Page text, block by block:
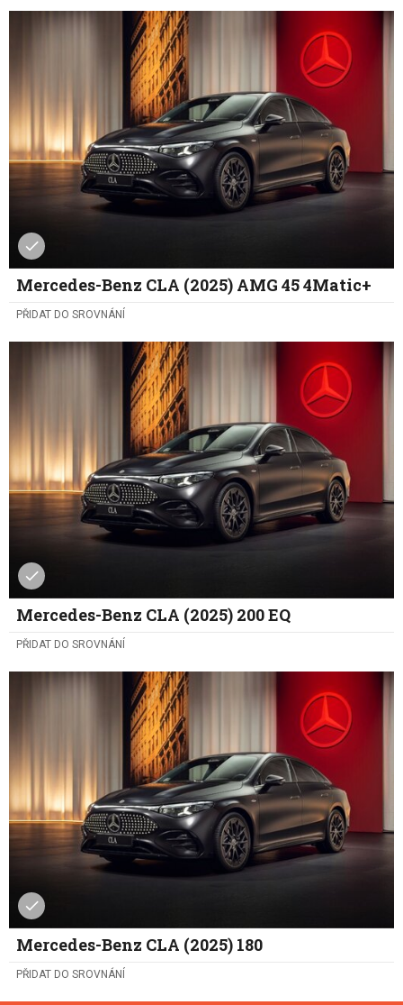
Mercedes-Benz CLA (2025) AMG 45 4Matic+
PŘIDAT DO SROVNÁNÍ
Mercedes-Benz CLA (2025) 200 EQ
PŘIDAT DO SROVNÁNÍ
Mercedes-Benz CLA (2025) 180
PŘIDAT DO SROVNÁNÍ